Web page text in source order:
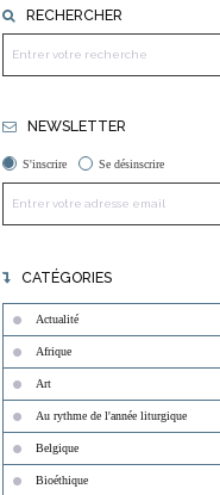
RECHERCHER
NEWSLETTER
S'inscrire Se désinscrire
CATÉGORIES
Actualité
Afrique
Art
Au rythme de l'année liturgique
Belgique
Bioéthique